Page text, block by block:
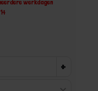
werkdagen
+